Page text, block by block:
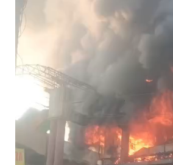
Video
Player